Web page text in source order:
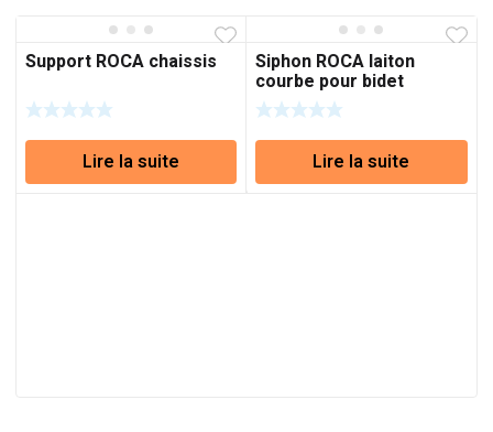
Support ROCA chaissis
Lire la suite
Siphon ROCA laiton
courbe pour bidet
Lire la suite